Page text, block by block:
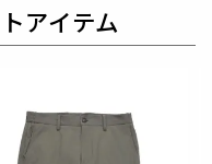
ン31%
クルナイロンを使用
アイテム